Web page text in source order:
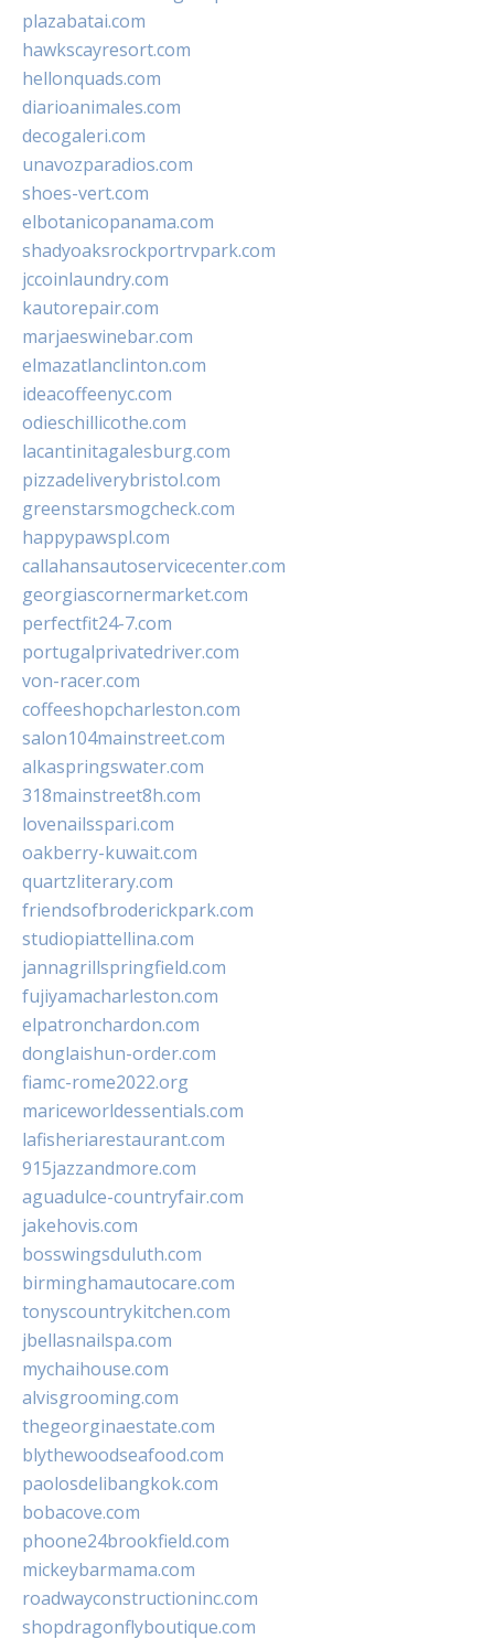
plazabatai.com
hawkscayresort.com
hellonquads.com
diarioanimales.com
decogaleri.com
unavozparadios.com
shoes-vert.com
elbotanicopanama.com
shadyoaksrockportrvpark.com
jccoinlaundry.com
kautorepair.com
marjaeswinebar.com
elmazatlanclinton.com
ideacoffeenyc.com
odieschillicothe.com
lacantinitagalesburg.com
pizzadeliverybristol.com
greenstarsmogcheck.com
happypawspl.com
callahansautoservicecenter.com
georgiascornermarket.com
perfectfit24-7.com
portugalprivatedriver.com
von-racer.com
coffeeshopcharleston.com
salon104mainstreet.com
alkaspringswater.com
318mainstreet8h.com
lovenailsspari.com
oakberry-kuwait.com
quartzliterary.com
friendsofbroderickpark.com
studiopiattellina.com
jannagrillspringfield.com
fujiyamacharleston.com
elpatronchardon.com
donglaishun-order.com
fiamc-rome2022.org
mariceworldessentials.com
lafisheriarestaurant.com
915jazzandmore.com
aguadulce-countryfair.com
jakehovis.com
bosswingsduluth.com
birminghamautocare.com
tonyscountrykitchen.com
jbellasnailspa.com
mychaihouse.com
alvisgrooming.com
thegeorginaestate.com
blythewoodseafood.com
paolosdelibangkok.com
bobacove.com
phoone24brookfield.com
mickeybarmama.com
roadwayconstructioninc.com
shopdragonflyboutique.com